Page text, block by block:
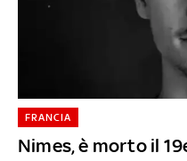
Nimes, è morto il
FRANCIA